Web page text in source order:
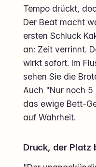
Tempo drückt,
Der Beat macht
ersten Schluck
an: Zeit verrinnt.
wirkt sofort. Im
sehen Sie die
Auch "Nur noch
das ewige Bett-
auf Wahrheit.
Druck, der Platz